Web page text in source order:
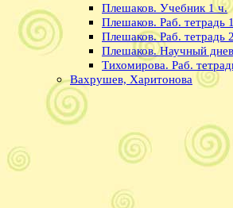
Плешаков. Учебник 1 ч.
Плешаков. Раб. тетрадь
Плешаков. Раб. тетрадь
Плешаков. Научный
Тихомирова. Раб.
Вахрушев, Харитонова